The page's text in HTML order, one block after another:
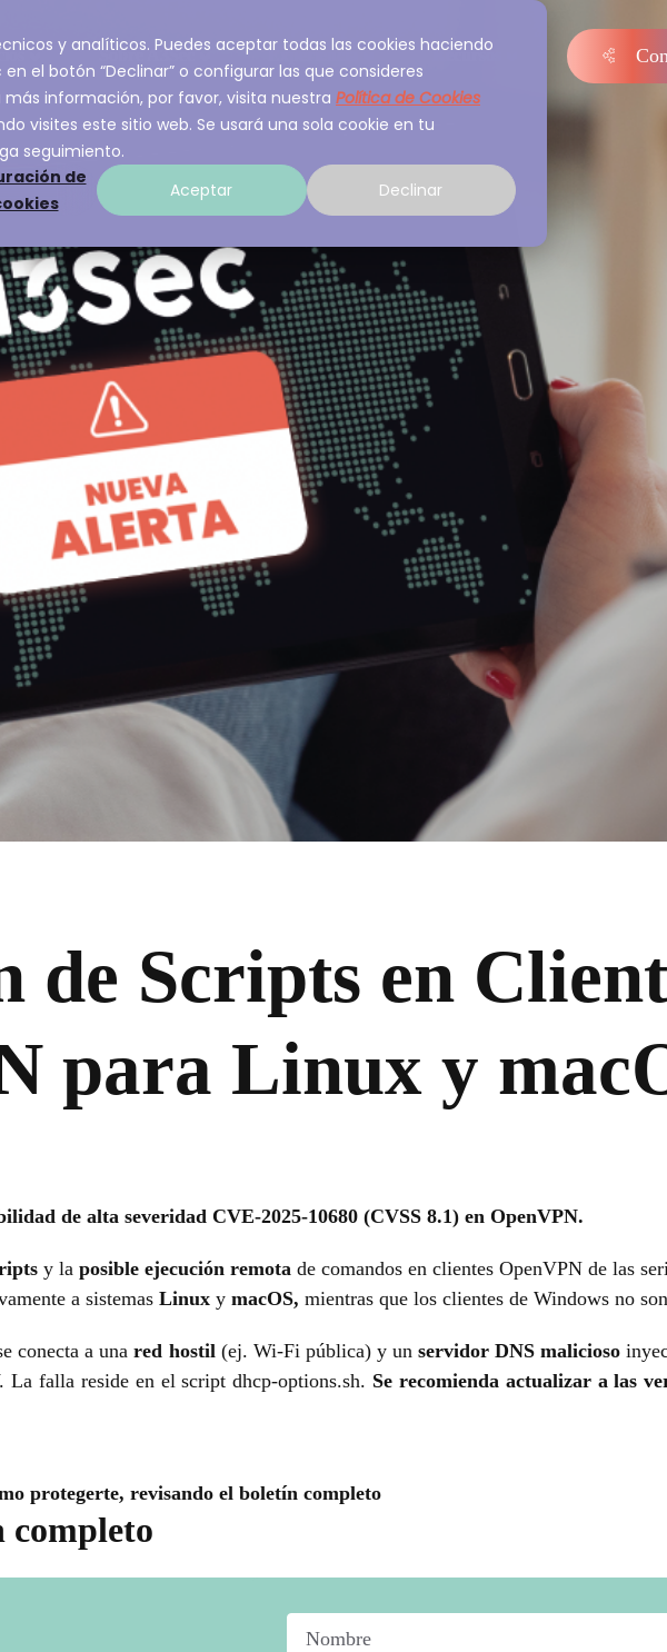
y analíticos. Puedes aceptar todas las cookies haciendo
el botón “Declinar” o configurar las que consideres
información, por favor, visita nuestra Política de Cookies
visites este sitio web. Se usará una sola cookie en tu
seguimiento.
de
Aceptar Declinar
Sobre A3Sec Experiencia Recursos
de Scripts en
para Linux y
de alta severidad CVE-2025-10680 (CVSS 8.1) en OpenVPN.
y la posible ejecución remota de comandos en clientes OpenVPN de las
a sistemas Linux y macOS, mientras que los clientes de Windows no
conecta a unared hostil(ej. Wi-Fi pública) y un servidor DNS malicioso
La falla reside en el script dhcp-options.sh. Se recomienda actualizar a las
protegerte, revisando el boletín completo
completo
Nombre